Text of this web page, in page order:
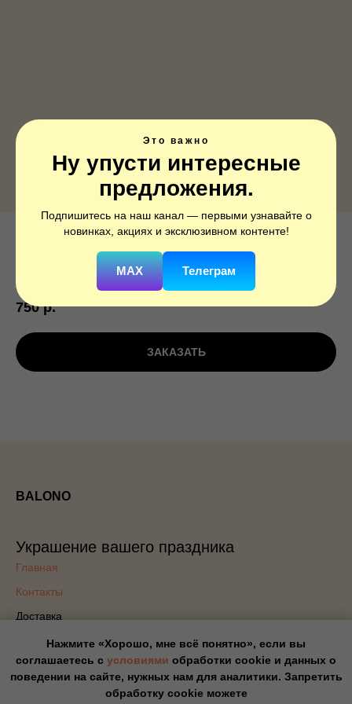
Это важно
Ну упусти интересные
предложения.
Подпишитесь на наш канал — первыми узнавайте о
новинках, акциях и эксклюзивном контенте!
MAX Телеграм
А ФИГУРА/S50 Белка коричневая
1207-3861
750 р.
ЗАКАЗАТЬ
Нажмите «Хорошо, мне всё понятно», если вы
соглашаетесь с условиями обработки cookie и данных о
поведении на сайте, нужных нам для аналитики. Запретить
обработку cookie можете
BALONO
Украшение вашего праздника
Главная
Контакты
Доставка
Политика конфиденциальности